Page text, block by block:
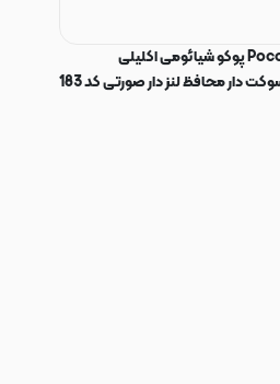
قاب گوشی Poco M3 پوکو شیائومی اکلیلی
دار محافظ لنز دار صورتی کد 183